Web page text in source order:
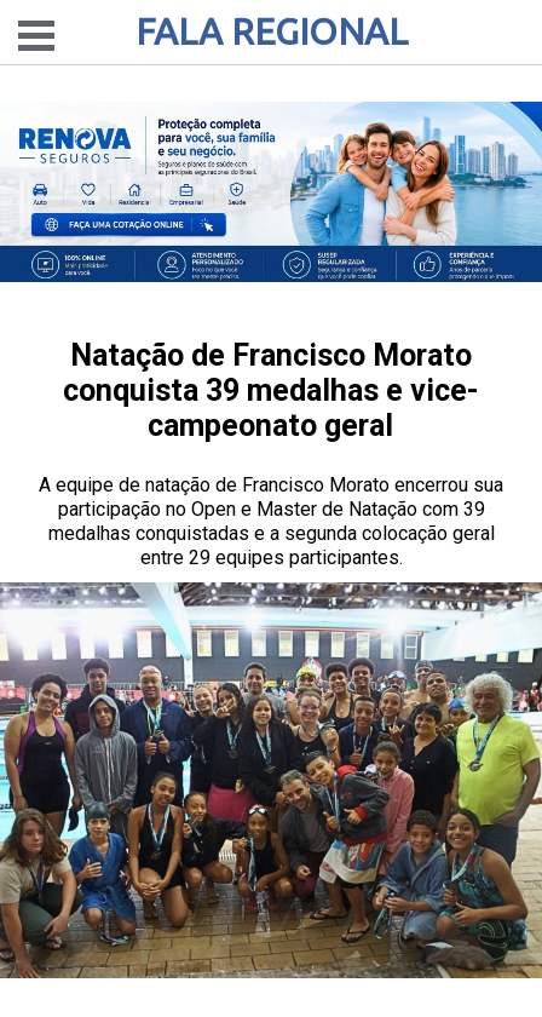
FALA REGIONAL
Natação de Francisco Morato
conquista 39 medalhas e vice-
campeonato geral
A equipe de natação de Francisco Morato encerrou sua
participação no Open e Master de Natação com 39
medalhas conquistadas e a segunda colocação geral
entre 29 equipes participantes.